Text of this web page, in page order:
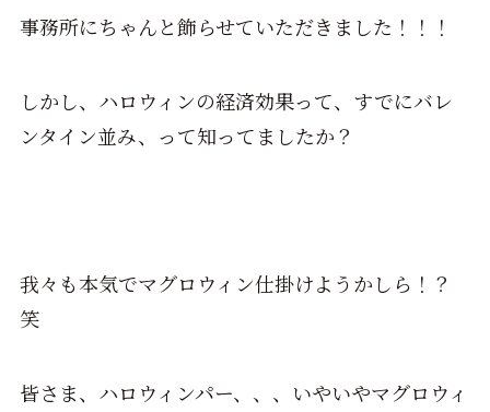
事務所にちゃんと飾らせていただきました！！！
しかし、ハロウィンの経済効果って、すでにバレ
ンタイン並み、って知ってましたか？
我々も本気でマグロウィン仕掛けようかしら！？
笑
皆さま、ハロウィンパー、、、いやいやマグロウィ